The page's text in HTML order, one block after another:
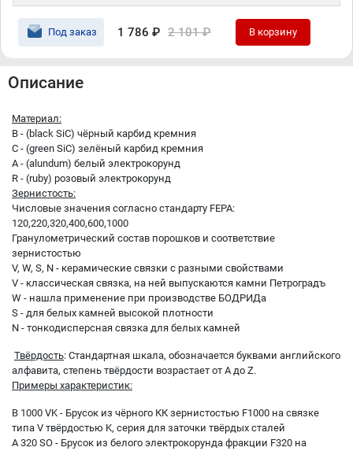
Под заказ 1 786 ₽ 2 101 ₽ В корзину
Описание
Материал:
B - (black SiC) чёрный карбид кремния
C - (green SiC) зелёный карбид кремния
A - (alundum) белый электрокорунд
R - (ruby) розовый электрокорунд
Зернистость:
Числовые значения согласно стандарту FEPA:
120,220,320,400,600,1000
Гранулометрический состав порошков и соответствие
зернистостью
V, W, S, N - керамические связки с разными свойствами
V - классическая связка, на ней выпускаются камни Петроградъ
W - нашла применение при производстве БОДРИДа
S - для белых камней высокой плотности
N - тонкодисперсная связка для белых камней
Твёрдость: Стандартная шкала, обозначается буквами английского
алфавита, степень твёрдости возрастает от A до Z.
Примеры характеристик:
B 1000 VK - Брусок из чёрного КК зернистостью F1000 на связке
типа V твёрдостью K, серия для заточки твёрдых сталей
A 320 SO - Брусок из белого электрокорунда фракции F320 на